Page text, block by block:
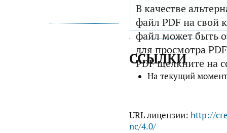
В качестве
файл PDF на свой
файл может быть
для просмотра
PDF щелкните на
ССЫЛКИ
На текущий
URL лицензии: http://
nc/4.0/